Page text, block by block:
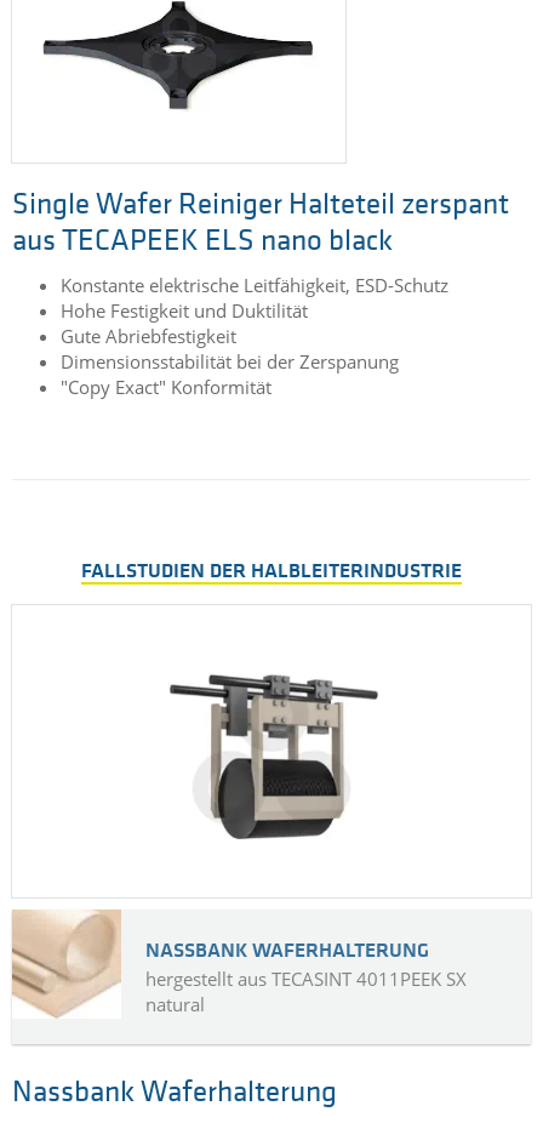
Single Wafer Reiniger Halteteil zerspant
aus TECAPEEK ELS nano black
Konstante elektrische Leitfähigkeit, ESD-Schutz
Hohe Festigkeit und Duktilität
Gute Abriebfestigkeit
Dimensionsstabilität bei der Zerspanung
"Copy Exact" Konformität
FALLSTUDIEN DER HALBLEITERINDUSTRIE
NASSBANK WAFERHALTERUNG
hergestellt aus TECASINT 4011PEEK SX
natural
Nassbank Waferhalterung